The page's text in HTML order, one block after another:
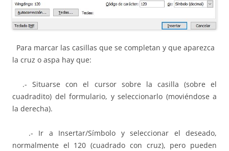
Para marcar las casillas que se completan y que aparezca
la cruz o aspa hay que:
.- Situarse con el cursor sobre la casilla (sobre el
cuadradito) del formulario, y seleccionarlo (moviéndose a
la derecha).
.- Ir a Insertar/Símbolo y seleccionar el deseado,
normalmente el 120 (cuadrado con cruz), pero pueden